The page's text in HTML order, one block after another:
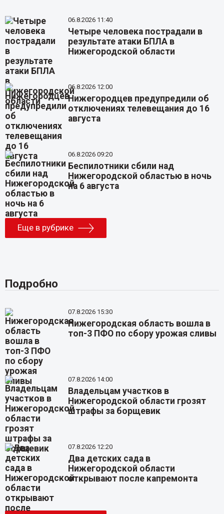
06.8.2026 11:40
Четыре человека пострадали в
результате атаки БПЛА в
Нижегородской области
06.8.2026 12:00
Нижегородцев предупредили об
отключениях телевещания до 16
августа
06.8.2026 09:20
Беспилотники сбили над
Нижегородской областью в ночь
на 6 августа
Еще в рубрике
Подробно
07.8.2026 15:30
Нижегородская область вошла в
топ-3 ПФО по сбору урожая сливы
07.8.2026 14:00
Владельцам участков в
Нижегородской области грозят
штрафы за борщевик
07.8.2026 12:20
Два детских сада в
Нижегородской области
открывают после капремонта